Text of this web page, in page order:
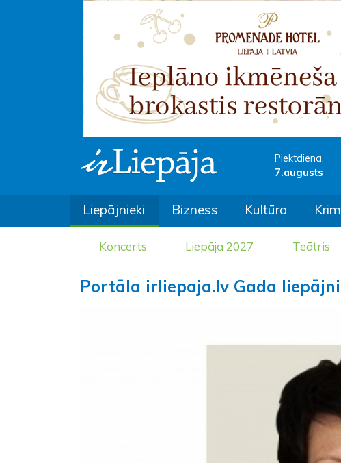
Piektdiena,
7.augusts
Liepājnieki Bizness Kultūra
Koncerts Liepāja 2027 Teātris
Portāla irliepaja.lv Gada